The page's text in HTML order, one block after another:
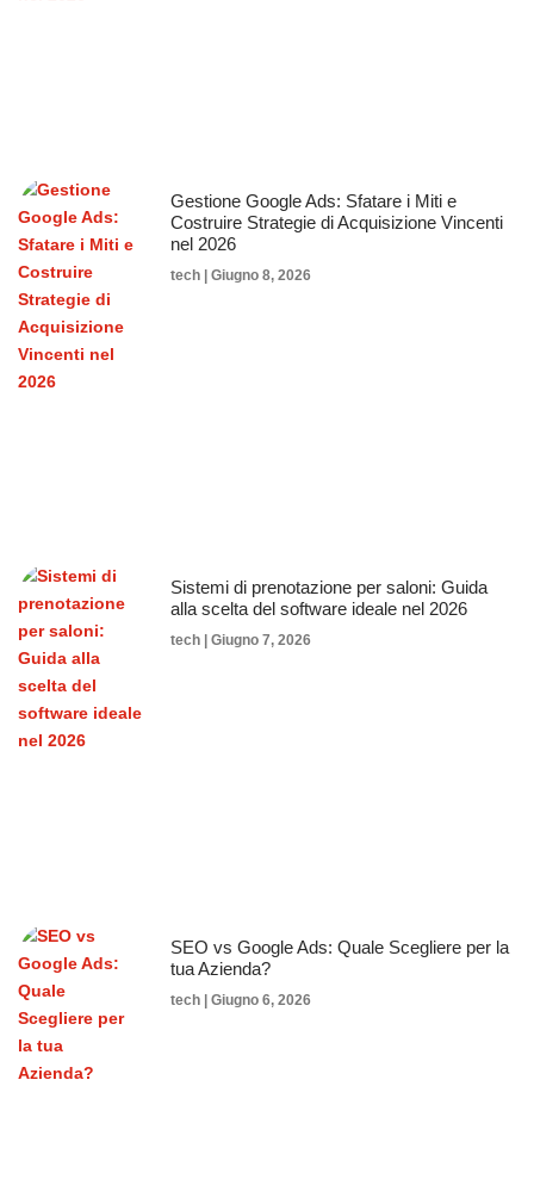
Gestione Google Ads: Sfatare i Miti e
Costruire Strategie di Acquisizione Vincenti
nel 2026
tech Giugno 8, 2026
Sistemi di prenotazione per saloni: Guida
alla scelta del software ideale nel 2026
tech Giugno 7, 2026
SEO vs Google Ads: Quale Scegliere per la
tua Azienda?
tech Giugno 6, 2026